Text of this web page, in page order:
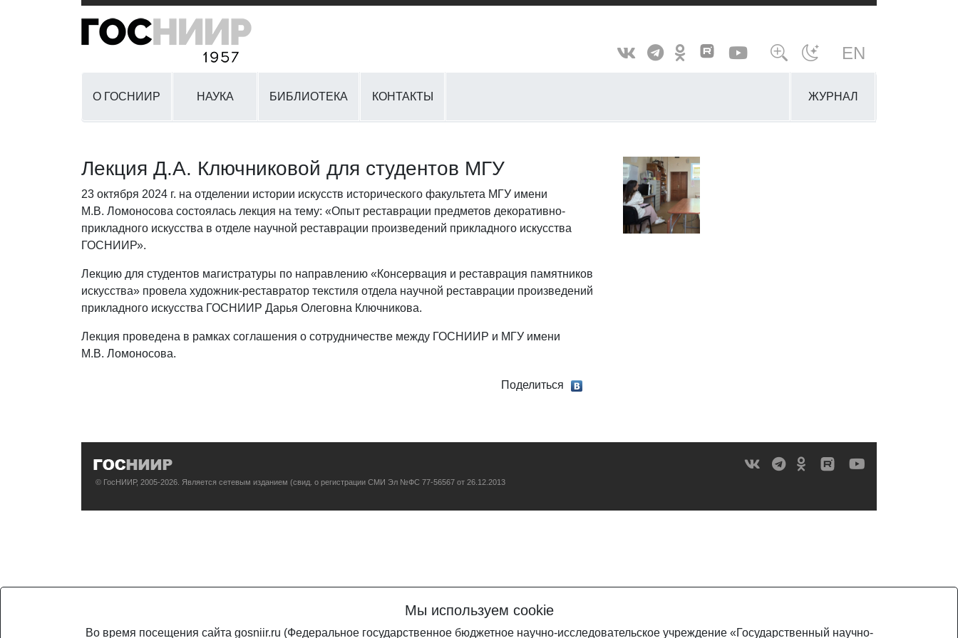
EN
О ГОСНИИР НАУКА БИБЛИОТЕКА КОНТАКТЫ ЖУРНАЛ
Лекция Д.А. Ключниковой для студентов МГУ
23 октября 2024 г. на отделении истории искусств исторического факультета МГУ имени
М.В. Ломоносова состоялась лекция на тему: «Опыт реставрации предметов декоративно-
прикладного искусства в отделе научной реставрации произведений прикладного искусства
ГОСНИИР».
Лекцию для студентов магистратуры по направлению «Консервация и реставрация памятников
искусства» провела художник-реставратор текстиля отдела научной реставрации произведений
прикладного искусства ГОСНИИР Дарья Олеговна Ключникова.
Лекция проведена в рамках соглашения о сотрудничестве между ГОСНИИР и МГУ имени
М.В. Ломоносова.
Поделиться
© ГосНИИР, 2005-2026. Является сетевым изданием (свид. о регистрации СМИ Эл №ФС 77-56567 от 26.12.2013
Мы используем cookie
Во время посещения сайта gosniir.ru (Федеральное государственное бюджетное научно-исследовательское учреждение «Государственный научно-